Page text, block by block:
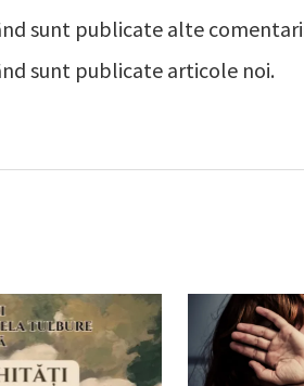
sunt publicate alte
sunt publicate articole noi.